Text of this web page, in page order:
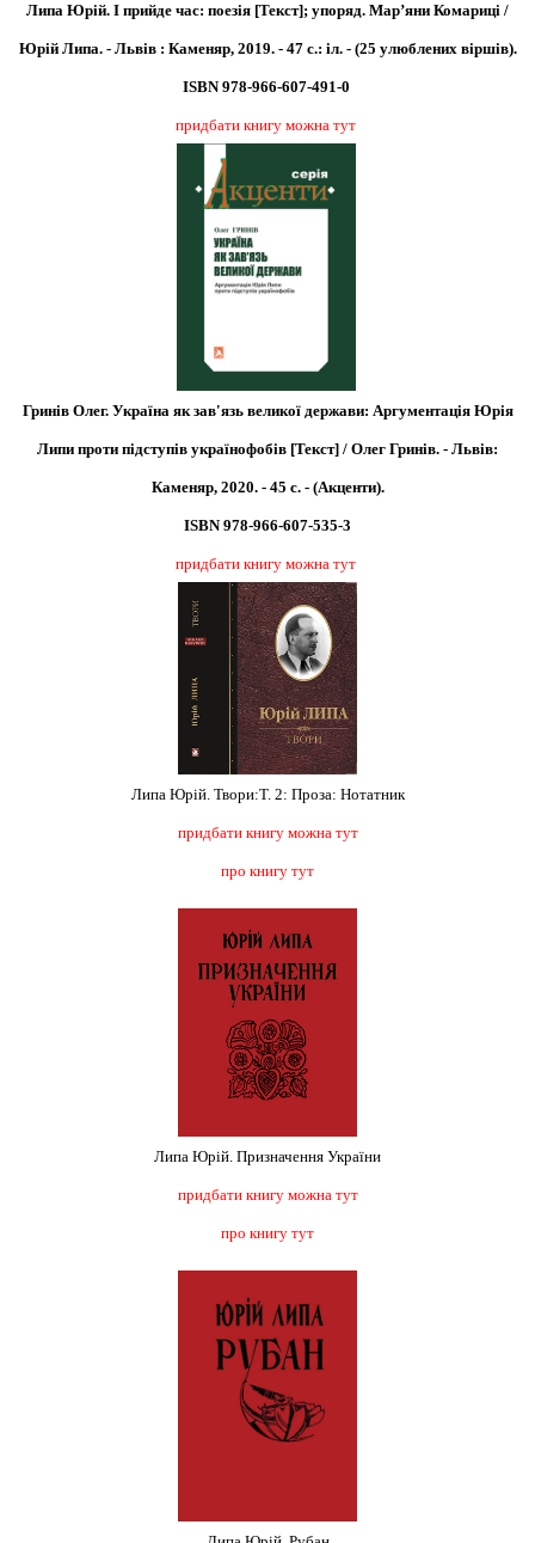
Липа Юрій. І прийде час: поезія [Текст]; упоряд. Мар’яни Комариці /
Юрій Липа. - Львів : Каменяр, 2019. - 47 с.: іл. - (25 улюблених віршів).
ISBN 978-966-607-491-0
придбати книгу можна тут
Гринів Олег. Україна як зав'язь великої держави: Аргументація Юрія
Липи проти підступів українофобів [Текст] / Олег Гринів. - Львів:
Каменяр, 2020. - 45 с. - (Акценти).
ISBN 978-966-607-535-3
придбати книгу можна тут
Липа Юрій. Твори:Т. 2: Проза: Нотатник
придбати книгу можна тут
про книгу тут
Липа Юрій. Призначення України
придбати книгу можна тут
про книгу тут